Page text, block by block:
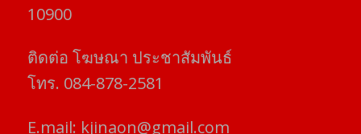
10900
ติดต่อ​ โฆษณา​ ประชาสัมพันธ์
โทร​. 084-878-2581
E.mail: kjinaon@gmail.com